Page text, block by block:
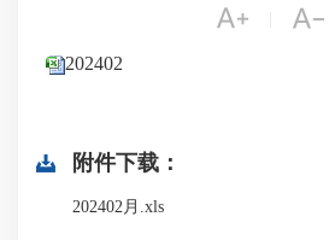
 
202402
附件下载：
202402月.xls